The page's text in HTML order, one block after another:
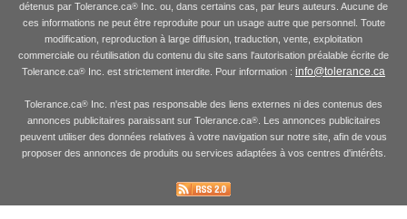
détenus par Tolerance.ca® Inc. ou, dans certains cas, par leurs auteurs. Aucune de
ces informations ne peut être reproduite pour un usage autre que personnel. Toute
modification, reproduction à large diffusion, traduction, vente, exploitation
commerciale ou réutilisation du contenu du site sans l'autorisation préalable écrite de
Tolerance.ca® Inc. est strictement interdite. Pour information : info@tolerance.ca
Tolerance.ca® Inc. n'est pas responsable des liens externes ni des contenus des
annonces publicitaires paraissant sur Tolerance.ca®. Les annonces publicitaires
peuvent utiliser des données relatives à votre navigation sur notre site, afin de vous
proposer des annonces de produits ou services adaptées à vos centres d'intérêts.